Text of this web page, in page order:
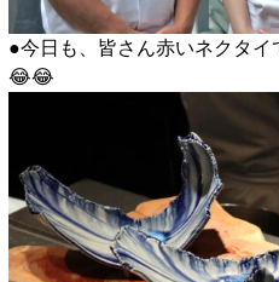
●今日も、皆さん赤いネクタ
😂😂